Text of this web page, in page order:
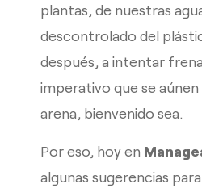
plantas, de nuestras
descontrolado del
después, a intentar
imperativo que se
arena, bienvenido sea.
Por eso, hoy en
algunas sugerencias